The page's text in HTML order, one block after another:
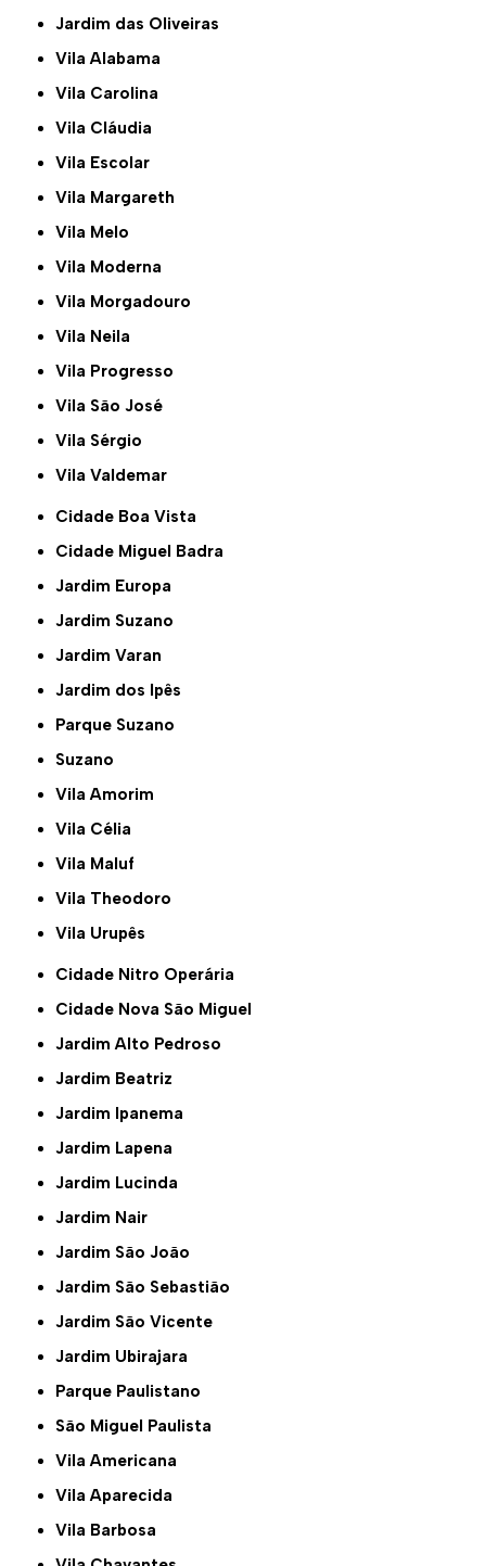
Jardim das Oliveiras
Vila Alabama
Vila Carolina
Vila Cláudia
Vila Escolar
Vila Margareth
Vila Melo
Vila Moderna
Vila Morgadouro
Vila Neila
Vila Progresso
Vila São José
Vila Sérgio
Vila Valdemar
Cidade Boa Vista
Cidade Miguel Badra
Jardim Europa
Jardim Suzano
Jardim Varan
Jardim dos Ipês
Parque Suzano
Suzano
Vila Amorim
Vila Célia
Vila Maluf
Vila Theodoro
Vila Urupês
Cidade Nitro Operária
Cidade Nova São Miguel
Jardim Alto Pedroso
Jardim Beatriz
Jardim Ipanema
Jardim Lapena
Jardim Lucinda
Jardim Nair
Jardim São João
Jardim São Sebastião
Jardim São Vicente
Jardim Ubirajara
Parque Paulistano
São Miguel Paulista
Vila Americana
Vila Aparecida
Vila Barbosa